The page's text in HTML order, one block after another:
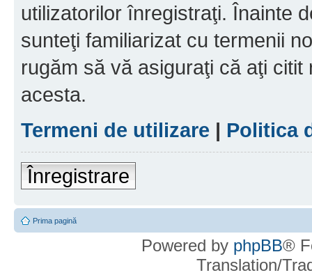
utilizatorilor înregistraţi. Înainte
sunteţi familiarizat cu termenii
rugăm să vă asiguraţi că aţi
acesta.
Termeni de utilizare | Politica
Înregistrare
Prima pagină
Powered by phpBB®
Translation/